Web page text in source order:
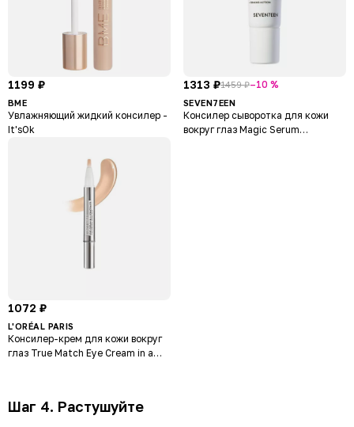
1199 ₽
BME
Увлажняющий жидкий консилер -
It'sOk
1313 ₽1459 ₽–10 %
SEVEN7EEN
Консилер сыворотка для кожи
вокруг глаз Magic Serum
1072 ₽
L'ORÉAL PARIS
Консилер-крем для кожи вокруг
глаз True Match Eye Cream in a
Шаг 4. Растушуйте